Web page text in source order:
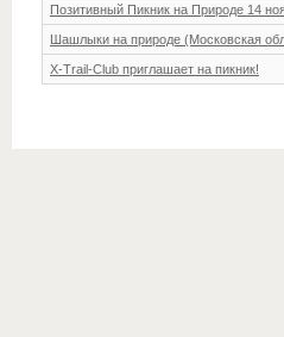
Позитивный Пикник на Природе 14
Шашлыки на природе (Московская
X-Trail-Club приглашает на пикник!